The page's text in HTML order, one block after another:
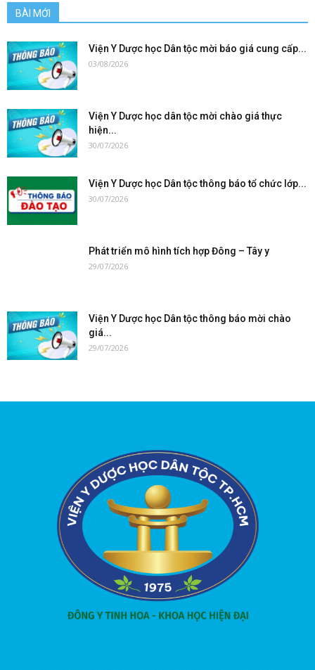
BÀI MỚI
Viện Y Dược học Dân tộc mời báo giá cung cấp...
03/08/2026
Viện Y Dược học dân tộc mời chào giá thực
hiện...
30/07/2026
Viện Y Dược học Dân tộc thông báo tổ chức lớp...
30/07/2026
Phát triển mô hình tích hợp Đông – Tây y
29/07/2026
Viện Y Dược học Dân tộc thông báo mời chào
giá...
29/07/2026